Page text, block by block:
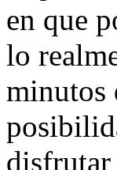
en que
lo
minutos
disfrutar